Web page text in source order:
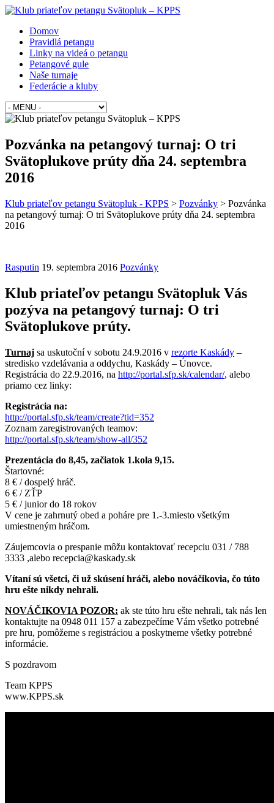
Domov
Pravidlá petangu
Linky na videá o petangu
Petangové gule
Naše turnaje
Federácie a kluby
Pozvánka na petangový turnaj: O tri
Svätoplukove prúty dňa 24. septembra
2016
Klub priateľov petangu Svätopluk - KPPS > Pozvánky > Pozvánka
na petangový turnaj: O tri Svätoplukove prúty dňa 24. septembra
2016
Rasputin 19. septembra 2016 Pozvánky
Klub priateľov petangu Svätopluk Vás
pozýva na petangový turnaj: O tri
Svätoplukove prúty.
Turnaj sa uskutoční v sobotu 24.9.2016 v rezorte Kaskády –
stredisko vzdelávania a oddychu, Kaskády – Únovce.
Registrácia do 22.9.2016, na http://portal.sfp.sk/calendar/, alebo
priamo cez linky:
Registrácia na:
http://portal.sfp.sk/team/create?tid=352
Zoznam zaregistrovaných teamov:
http://portal.sfp.sk/team/show-all/352
Prezentácia do 8,45, začiatok 1.kola 9,15.
Štartovné:
8 € / dospelý hráč.
6 € / ZŤP
5 € / junior do 18 rokov
V cene je zahrnutý obed a poháre pre 1.-3.miesto všetkým
umiestneným hráčom.
Záujemcovia o prespanie môžu kontaktovať recepciu 031 / 788
3333 ,alebo recepcia@kaskady.sk
Vítaní sú všetci, či už skúsení hráči, alebo nováčikovia, čo túto
hru ešte nikdy nehrali.
NOVÁČIKOVIA POZOR: ak ste túto hru ešte nehrali, tak nás len
kontaktujte na 0948 011 157 a zabezpečíme Vám všetko potrebné
pre hru, pomôžeme s registráciou a poskytneme všetky potrebné
informácie.
S pozdravom
Team KPPS
www.KPPS.sk